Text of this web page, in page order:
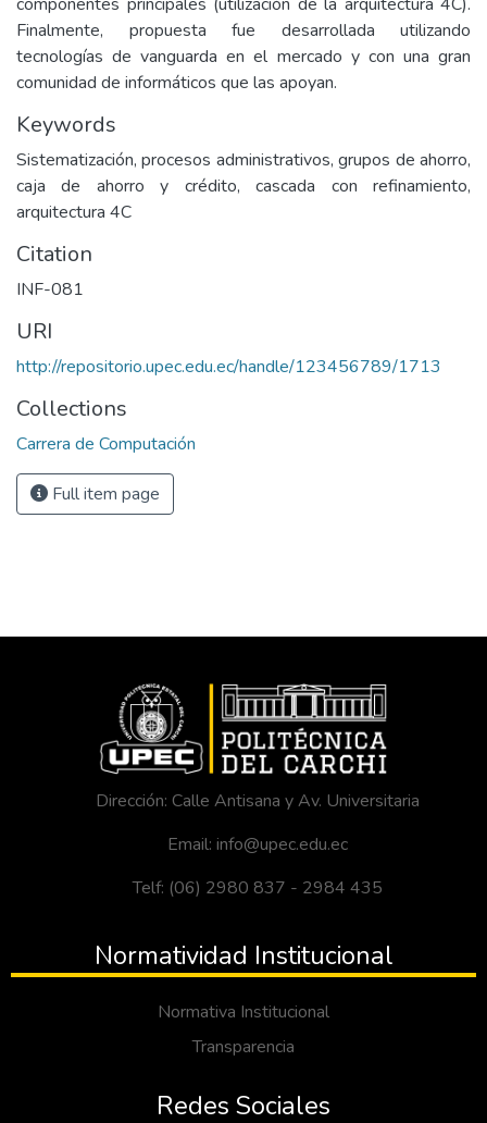
Finalmente, propuesta fue desarrollada utilizando
tecnologías de vanguarda en el mercado y con una gran
comunidad de informáticos que las apoyan.
Keywords
Sistematización, procesos administrativos, grupos de ahorro,
caja de ahorro y crédito, cascada con refinamiento,
arquitectura 4C
Citation
INF-081
URI
http://repositorio.upec.edu.ec/handle/123456789/1713
Collections
Carrera de Computación
Full item page
Dirección: Calle Antisana y Av. Universitaria
Email: info@upec.edu.ec
Telf: (06) 2980 837 - 2984 435
Normatividad Institucional
Normativa Institucional
Transparencia
Redes Sociales